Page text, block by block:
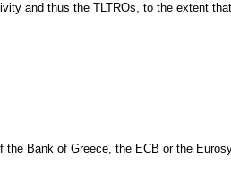
and thus the TLTROs, to the extent
Bank of Greece, the ECB or the